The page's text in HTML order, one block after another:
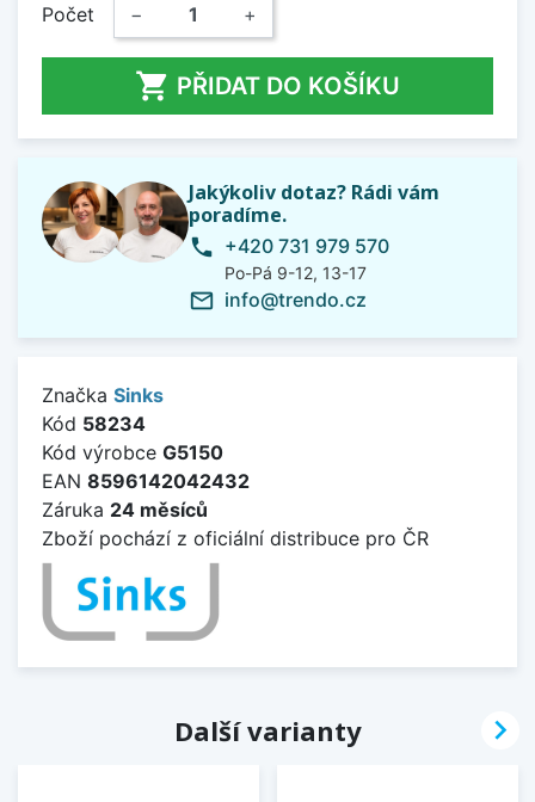
Počet − +
 PŘIDAT DO KOŠÍKU
Jakýkoliv dotaz? Rádi vám
poradíme.
phone +420 731 979 570
Po-Pá 9-12, 13-17
mail_outline info@trendo.cz
Značka Sinks
Kód 58234
Kód výrobce G5150
EAN 8596142042432
Záruka 24 měsíců
Zboží pochází z oficiální distribuce pro ČR
Další varianty 